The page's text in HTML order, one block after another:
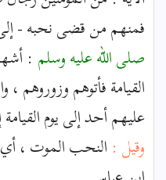
فمنهم من قضى نحبه -
صلى الله عليه وسلم :
القيامة فأتوهم وزوروهم
عليهم أحد إلى يوم القيامة
وقيل : النحب الموت ،